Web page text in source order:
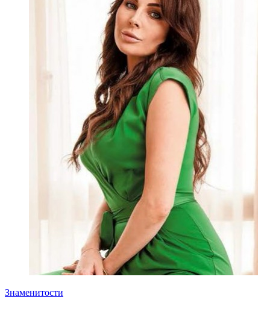
Знаменитости